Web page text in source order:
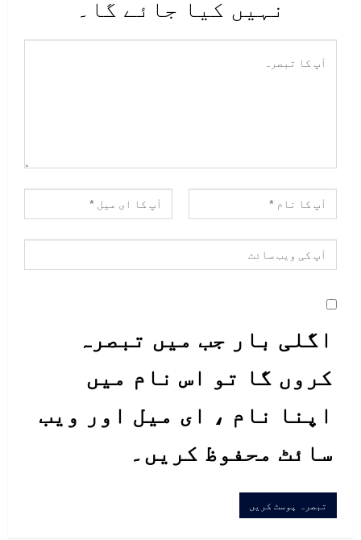
نہیں کیا جائے گا۔
اگلی بار جب میں تبصرہ
کروں گا تو اس نام میں
اپنا نام ، ای میل اور ویب
سائٹ محفوظ کریں۔